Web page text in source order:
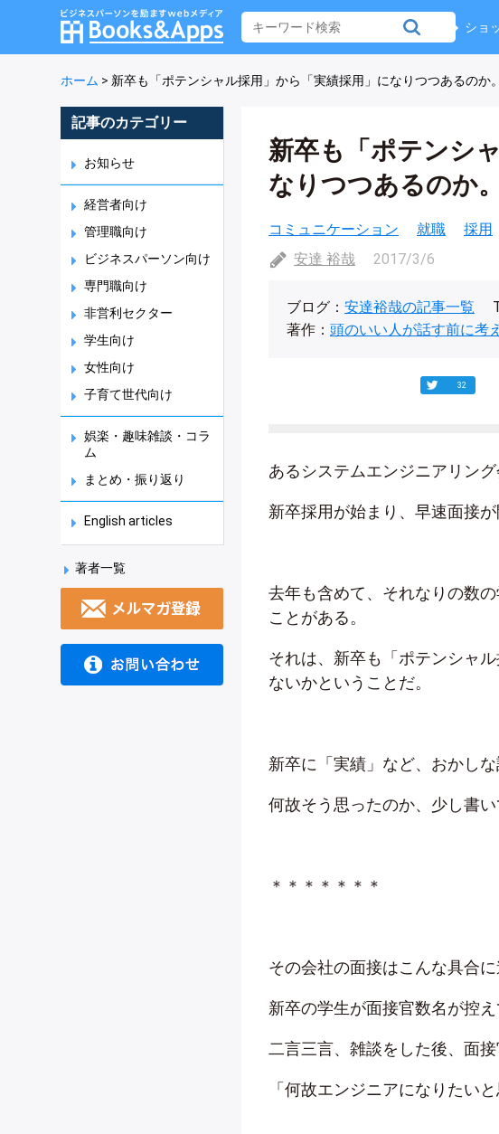
ショ
ホーム > 新卒も「ポテンシャル採用」から「実績採用」になりつつあるのか。
記事のカテゴリー
お知らせ
経営者向け
管理職向け
ビジネスパーソン向け
専門職向け
非営利セクター
学生向け
女性向け
子育て世代向け
娯楽・趣味雑談・コラ
ム
まとめ・振り返り
English articles
著者一覧
新卒も「ポテンシ
なりつつあるのか。
コミュニケーション 就職
採用
安達 裕哉
2017/3/6
ブログ： 安達裕哉の記事一覧
著作： 頭のいい人が話す前に考
32
あるシステムエンジニアリング
新卒採用が始まり、早速面接が
去年も含めて、それなりの数
ことがある。
それは、新卒も「ポテンシャ
ないかということだ。
新卒に「実績」など、おかしな
何故そう思ったのか、少し書い
＊＊＊＊＊＊＊
その会社の面接はこんな具合に
新卒の学生が面接官数名が控
二言三言、雑談をした後、面接
「何故エンジニアになりたい